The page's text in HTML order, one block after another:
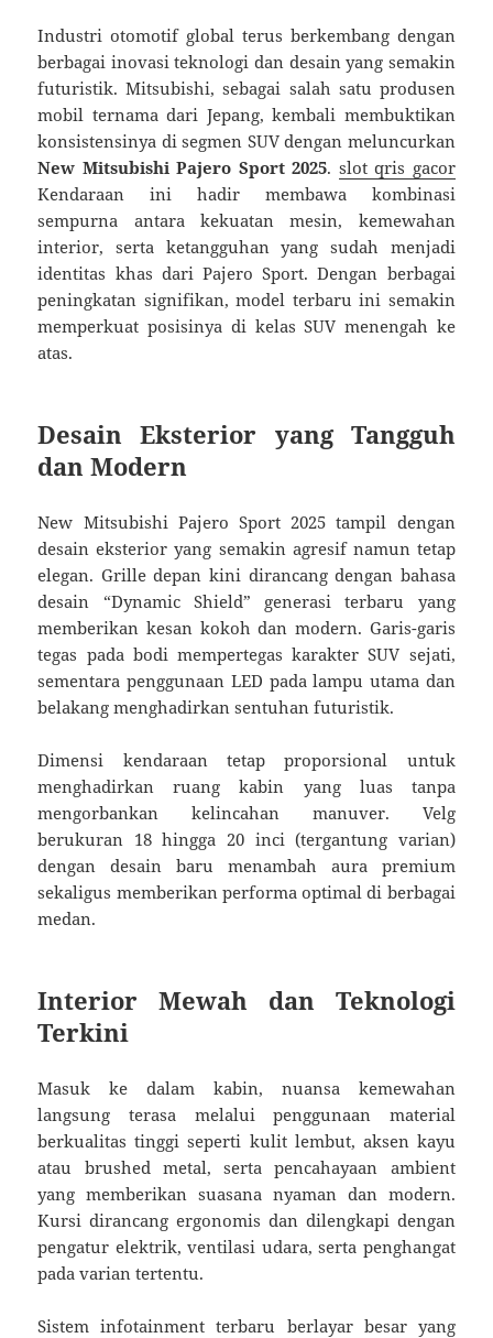
Industri otomotif global terus berkembang dengan
berbagai inovasi teknologi dan desain yang semakin
futuristik. Mitsubishi, sebagai salah satu produsen
mobil ternama dari Jepang, kembali membuktikan
konsistensinya di segmen SUV dengan meluncurkan
New Mitsubishi Pajero Sport 2025. slot qris gacor
Kendaraan ini hadir membawa kombinasi
sempurna antara kekuatan mesin, kemewahan
interior, serta ketangguhan yang sudah menjadi
identitas khas dari Pajero Sport. Dengan berbagai
peningkatan signifikan, model terbaru ini semakin
memperkuat posisinya di kelas SUV menengah ke
atas.
Desain Eksterior yang Tangguh
dan Modern
New Mitsubishi Pajero Sport 2025 tampil dengan
desain eksterior yang semakin agresif namun tetap
elegan. Grille depan kini dirancang dengan bahasa
desain “Dynamic Shield” generasi terbaru yang
memberikan kesan kokoh dan modern. Garis-garis
tegas pada bodi mempertegas karakter SUV sejati,
sementara penggunaan LED pada lampu utama dan
belakang menghadirkan sentuhan futuristik.
Dimensi kendaraan tetap proporsional untuk
menghadirkan ruang kabin yang luas tanpa
mengorbankan kelincahan manuver. Velg
berukuran 18 hingga 20 inci (tergantung varian)
dengan desain baru menambah aura premium
sekaligus memberikan performa optimal di berbagai
medan.
Interior Mewah dan Teknologi
Terkini
Masuk ke dalam kabin, nuansa kemewahan
langsung terasa melalui penggunaan material
berkualitas tinggi seperti kulit lembut, aksen kayu
atau brushed metal, serta pencahayaan ambient
yang memberikan suasana nyaman dan modern.
Kursi dirancang ergonomis dan dilengkapi dengan
pengatur elektrik, ventilasi udara, serta penghangat
pada varian tertentu.
Sistem infotainment terbaru berlayar besar yang